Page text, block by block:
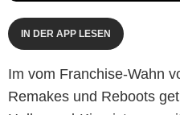
IN DER APP LESEN
Im vom Franchise-Wahn
Remakes und Reboots